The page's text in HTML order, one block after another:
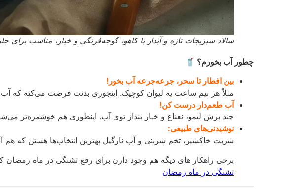
سالاد سبزیجات تازه و آبدار با کاهو، گوجه‌فرنگی و خیار، مناسب
چطور آب بخورم؟ 🥤
بین افطار تا سحر، جرعه‌جرعه آب بخور!
مثلاً هر نیم ساعت یه لیوان کوچیک. اینجوری بدنت فرصت می‌کنه که
آب طعم‌دار درست کن!
چند برش لیمو، نعناع و خیار بنداز توی آب. اینطوری هم خوشمزه‌تر
نوشیدنی‌های طبیعی:
شربت خاکشیر، تخم شربتی و آب نارگیل بهترین انتخاب‌ها هستن که
برخی راهکار های دیگه هم وجود دارن برای رفع تشنگی در ماه رمضان
تشنگی در ماه رمضان